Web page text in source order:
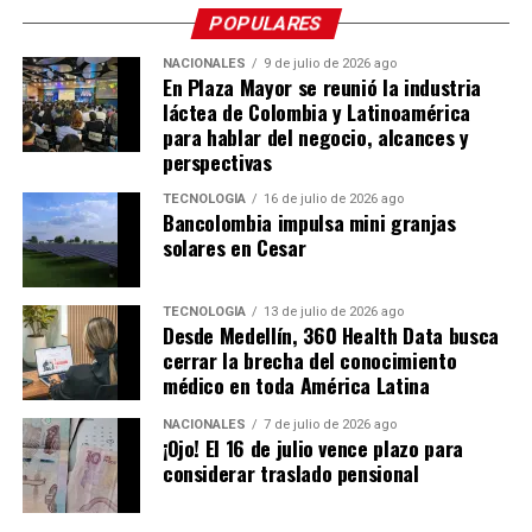
Con el Premio Extramuros, se busca visibilizar los
procesos creativos y promover el arte como un camino
de reflexión, transformación social, construcción de
nuevas oportunidades para las personas privadas de la
libertad.
Los ganadores
Gran Premio:Wiler Alexander Gil Rueda, por la
obraLa Rosa Mística
con Alta y Media Seguridad de Itagüí.
Mención de Honor:Jorge Cárdenas Sarabanda,
por la obraHistorias que cruzan el río Magdalena
del Centro Penitenciario de Mediana Seguridad de
Puerto Berrío.
Con este reconocimiento, la Fundación BAT Colombia
reafirma su compromiso con compromiso con la
POPULARES
NACIONALES 9 de julio de 2026 ago
En Plaza Mayor se reunió la industria
láctea de Colombia y Latinoamérica
para hablar del negocio, alcances y
perspectivas
TECNOLOGÍA 16 de julio de 2026 ago
Bancolombia impulsa mini granjas
solares en Cesar
TECNOLOGÍA 13 de julio de 2026 ago
Desde Medellín, 360 Health Data busca
cerrar la brecha del conocimiento
médico en toda América Latina
NACIONALES 7 de julio de 2026 ago
¡Ojo! El 16 de julio vence plazo para
considerar traslado pensional